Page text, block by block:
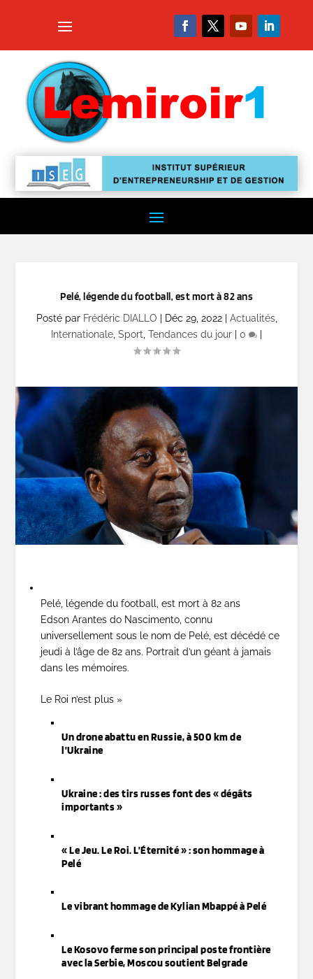
Pelé, légende du football, est mort à 82 ans
Posté par Frédéric DIALLO Déc 29, 2022| Actualités,
Internationale Sport Tendances du jour 0
Pelé, légende du football, est mort à 82 ans
Edson Arantes do Nascimento, connu
universellement sous le nom de Pelé, est décédé ce
jeudi à l’âge de 82 ans. Portrait d’un géant à jamais
dans les mémoires.
Le Roi n’est plus »
Un drone abattu en Russie, à 500 km de
l’Ukraine
Ukraine : des tirs russes font des « dégâts
importants »
« Le Jeu. Le Roi. L’Éternité » : son hommage à
Pelé
Le vibrant hommage de Kylian Mbappé à Pelé
Le Kosovo ferme son principal poste frontière
avec la Serbie, Moscou soutient Belgrade